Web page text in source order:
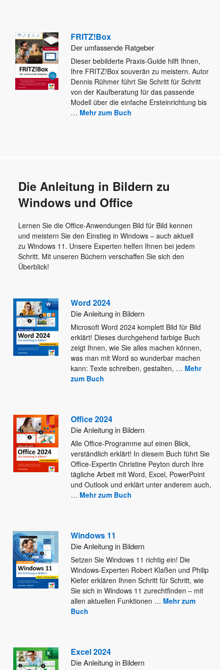
FRITZ!Box
Der umfassende Ratgeber
Dieser bebilderte Praxis-Guide hilft Ihnen,
Ihre FRITZ!Box souverän zu meistern. Autor
Dennis Rühmer führt Sie Schritt für Schritt
von der Kaufberatung für das passende
Modell über die einfache Ersteinrichtung bis
… Mehr zum Buch
Die Anleitung in Bildern zu
Windows und Office
Lernen Sie die Office-Anwendungen Bild für Bild kennen
und meistern Sie den Einstieg in Windows – auch aktuell
zu Windows 11. Unsere Experten helfen Ihnen bei jedem
Schritt. Mit unseren Büchern verschaffen Sie sich den
Überblick!
Word 2024
Die Anleitung in Bildern
Microsoft Word 2024 komplett Bild für Bild
erklärt! Dieses durchgehend farbige Buch
zeigt Ihnen, wie Sie alles machen können,
was man mit Word so wunderbar machen
kann: Texte schreiben, gestalten, … Mehr
zum Buch
Office 2024
Die Anleitung in Bildern
Alle Office-Programme auf einen Blick,
verständlich erklärt! In diesem Buch führt Sie
Office-Expertin Christine Peyton durch Ihre
tägliche Arbeit mit Word, Excel, PowerPoint
und Outlook und erklärt unter anderem auch,
… Mehr zum Buch
Windows 11
Die Anleitung in Bildern
Setzen Sie Windows 11 richtig ein! Die
Windows-Experten Robert Klaßen und Philip
Kiefer erklären Ihnen Schritt für Schritt, wie
Sie sich in Windows 11 zurechtfinden – mit
allen aktuellen Funktionen … Mehr zum
Buch
Excel 2024
Die Anleitung in Bildern